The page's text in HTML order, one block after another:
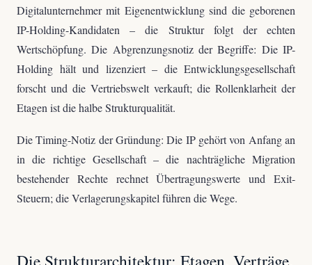
Digitalunternehmer mit Eigenentwicklung sind die geborenen
IP-Holding-Kandidaten – die Struktur folgt der echten
Wertschöpfung. Die Abgrenzungsnotiz der Begriffe: Die IP-
Holding hält und lizenziert – die Entwicklungsgesellschaft
forscht und die Vertriebswelt verkauft; die Rollenklarheit der
Etagen ist die halbe Strukturqualität.
Die Timing-Notiz der Gründung: Die IP gehört von Anfang an
in die richtige Gesellschaft – die nachträgliche Migration
bestehender Rechte rechnet Übertragungswerte und Exit-
Steuern; die Verlagerungskapitel führen die Wege.